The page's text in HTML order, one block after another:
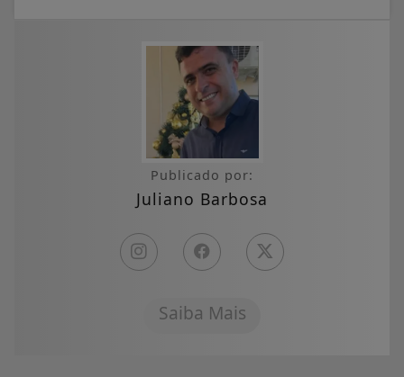
Publicado por:
Juliano Barbosa
Saiba Mais